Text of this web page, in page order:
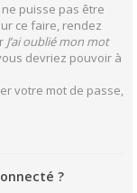
puisse pas être
ce faire, rendez
J’ai oublié mon mot
devriez pouvoir à
votre mot de passe,
?